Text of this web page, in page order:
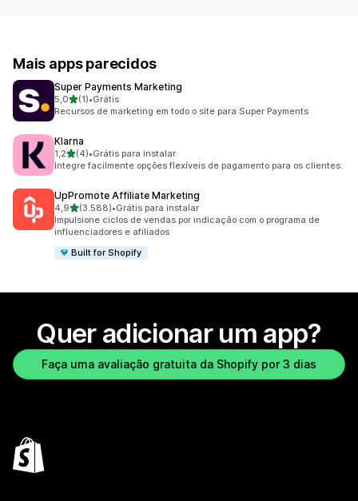
Mais apps parecidos
Super Payments Marketing
5,0de 5 estrelas
(1)
1 avaliações ao todo
•Grátis
Recursos de marketing em todo o site para Super Payments
Klarna
1,2de 5 estrelas
(4)
4 avaliações ao todo
•Grátis para instalar
Integre facilmente opções flexíveis de pagamento para os clientes.
UpPromote Affiliate Marketing
4,9de 5 estrelas
(3.588)
3588 avaliações ao todo
•Grátis para instalar
Impulsione ciclos de vendas por indicação com o programa de
influenciadores e afiliados
Built for Shopify
Quer adicionar um app?
Faça uma avaliação gratuita da Shopify por 3 dias